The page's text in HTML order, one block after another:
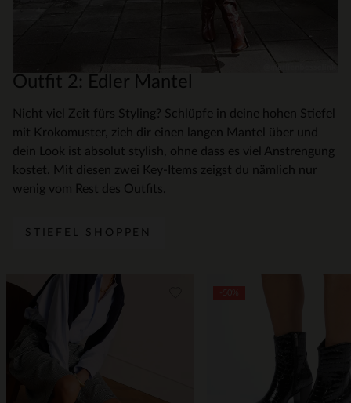
Outfit 2: Edler Mantel
Nicht viel Zeit fürs Styling? Schlüpfe in deine hohen Stiefel
mit Krokomuster, zieh dir einen langen Mantel über und
dein Look ist absolut stylish, ohne dass es viel Anstrengung
kostet. Mit diesen zwei Key-Items zeigst du nämlich nur
wenig vom Rest des Outfits.
STIEFEL SHOPPEN